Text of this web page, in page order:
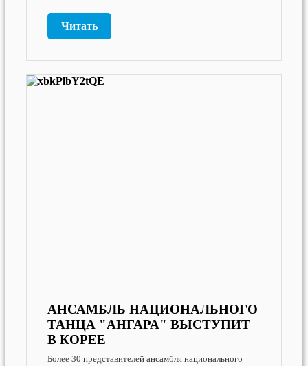
Читать
АНСАМБЛЬ НАЦИОНАЛЬНОГО
ТАНЦА "АНГАРА" ВЫСТУПИТ
В КОРЕЕ
Более 30 представителей ансамбля национального